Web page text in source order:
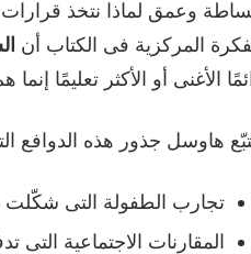
وعمق لماذا نتخذ قرارات
المركزية فى الكتاب أن
الأغنى أو الأكثر تعليمًا
هاوسل جذور هذه الدوافع
تجارب الطفولة التى شكّلت
المقارنات الاجتماعية التى